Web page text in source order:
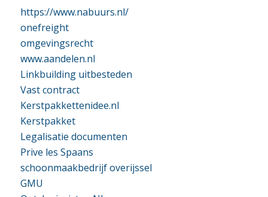
https://www.nabuurs.nl/
onefreight
omgevingsrecht
www.aandelen.nl
Linkbuilding uitbesteden
Vast contract
Kerstpakkettenidee.nl
Kerstpakket
Legalisatie documenten
Prive les Spaans
schoonmaakbedrijf overijssel
GMU